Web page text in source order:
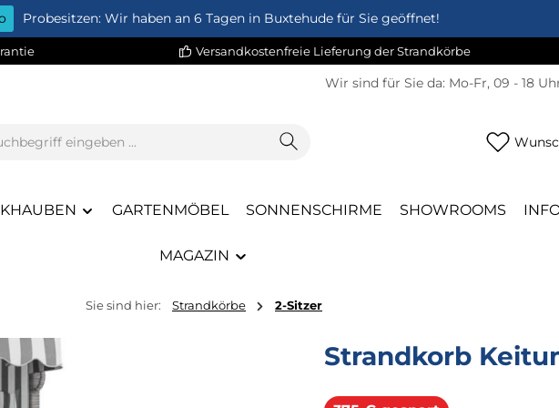
Probesitzen: Wir haben an 6 Tagen in Buxtehude für Sie geöffnet!
Versandkostenfreie Lieferung der Strandkörbe
Wir sind für Sie da: Mo-Fr, 09 - 18
GARTENMÖBEL SONNENSCHIRME SHOWROOMS
MAGAZIN
Sie sind hier: Strandkörbe 2-Sitzer
Strandkorb